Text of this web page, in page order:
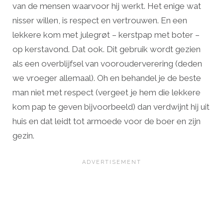
van de mensen waarvoor hij werkt. Het enige wat
nisser willen, is respect en vertrouwen. En een
lekkere kom met julegrøt – kerstpap met boter –
op kerstavond. Dat ook. Dit gebruik wordt gezien
als een overblijfsel van voorouderverering (deden
we vroeger allemaal). Oh en behandel je de beste
man niet met respect (vergeet je hem die lekkere
kom pap te geven bijvoorbeeld) dan verdwijnt hij uit
huis en dat leidt tot armoede voor de boer en zijn
gezin.